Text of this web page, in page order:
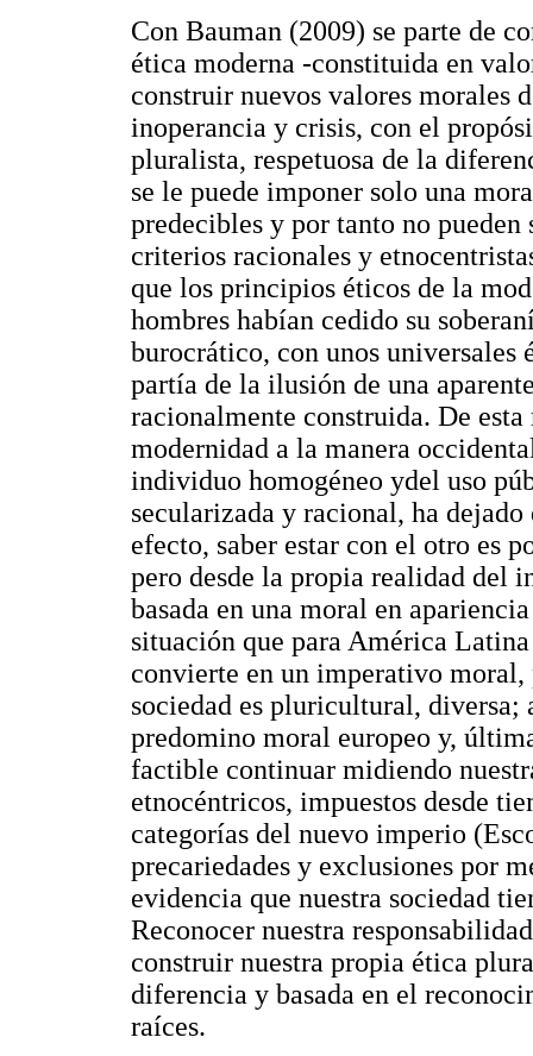
Con Bauman (2009) se parte de
ética moderna -constituida en
construir nuevos valores morales
inoperancia y crisis, con el
pluralista, respetuosa de la
se le puede imponer solo una
predecibles y por tanto no pueden
criterios racionales y
que los principios éticos de la
hombres habían cedido su
burocrático, con unos
partía de la ilusión de una
racionalmente construida. De
modernidad a la manera
individuo homogéneo ydel uso
secularizada y racional, ha
efecto, saber estar con el otro es
pero desde la propia realidad del
basada en una moral en
situación que para América
convierte en un imperativo moral,
sociedad es pluricultural, diversa;
predomino moral europeo y,
factible continuar midiendo
etnocéntricos, impuestos desde
categorías del nuevo imperio
precariedades y exclusiones por
evidencia que nuestra sociedad
Reconocer nuestra
construir nuestra propia ética
diferencia y basada en el
raíces.